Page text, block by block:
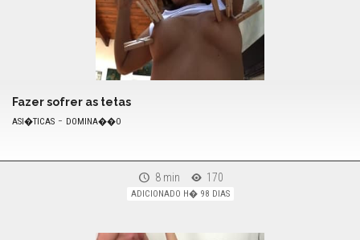
Fazer sofrer as tetas
ASI�TICAS - DOMINA��O
8 min 170
ADICIONADO H� 98 DIAS